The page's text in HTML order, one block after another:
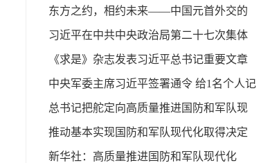
东方之约，相约未来——中国元首外交的
世界情怀与大国气派
习近平在中共中央政治局第二十七次集体
学习时强调 强化政治引领 深化创新发展 高
质量推进国防和军队现代化
《求是》杂志发表习近平总书记重要文章
中央军委主席习近平签署通令 给1名个人记
功
总书记把舵定向高质量推进国防和军队现
代化
推动基本实现国防和军队现代化取得决定
性进展——学习贯彻习主席在中共中央政
新华社：高质量推进国防和军队现代化